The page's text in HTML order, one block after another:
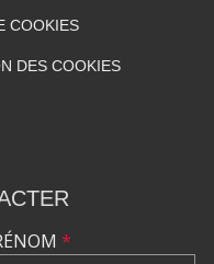
COOKIES
DES COOKIES
*